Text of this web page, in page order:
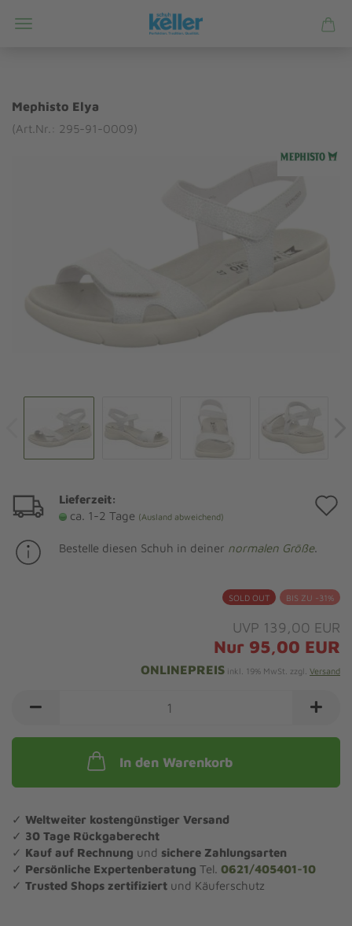
Mephisto Elya
(Art.Nr.: 295-91-0009)
Lieferzeit:
ca. 1-2 Tage (Ausland abweichend)
Bestelle diesen Schuh in deiner normalen Größe.
SOLD OUT BIS ZU -31%
UVP 139,00 EUR
Nur 95,00 EUR
ONLINEPREIS inkl. 19% MwSt. zzgl. Versand
In den Warenkorb
✓ Weltweiter kostengünstiger Versand
✓ 30 Tage Rückgaberecht
✓ Kauf auf Rechnung und sichere Zahlungsarten
✓ Persönliche Expertenberatung Tel. 0621/405401-10
✓ Trusted Shops zertifiziert und Käuferschutz